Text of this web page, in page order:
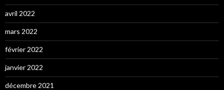
avril 2022
mars 2022
février 2022
janvier 2022
décembre 2021